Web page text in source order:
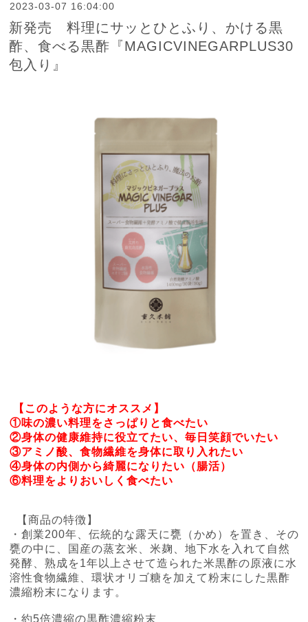
2023-03-07 16:04:00
新発売 料理にサッとひとふり、かける黒
酢、食べる黒酢『MAGICVINEGARPLUS30
包入り』
【このような方にオススメ】
①味の濃い料理をさっぱりと食べたい
②身体の健康維持に役立てたい、毎日笑顔でいたい
③アミノ酸、食物繊維を身体に取り入れたい
④身体の内側から綺麗になりたい（腸活）
⑥料理をよりおいしく食べたい
【商品の特徴】
・創業200年、伝統的な露天に甕（かめ）を置き、その
甕の中に、国産の蒸玄米、米麹、地下水を入れて自然
発酵、熟成を1年以上させて造られた米黒酢の原液に水
溶性食物繊維、環状オリゴ糖を加えて粉末にした黒酢
濃縮粉末になります。
・約5倍濃縮の黒酢濃縮粉末